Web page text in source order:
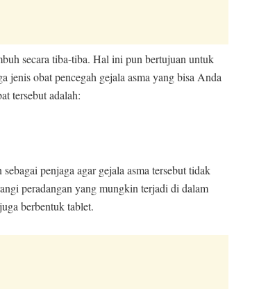
secara tiba-tiba. Hal ini pun bertujuan untuk
jenis obat pencegah gejala asma yang bisa Anda
tersebut adalah:
penjaga agar gejala asma tersebut tidak
peradangan yang mungkin terjadi di dalam
berbentuk tablet.